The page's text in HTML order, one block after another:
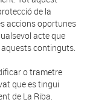
de la
accions oportunes
acte que
continguts.
o trametre
que es tingui
de La Riba.